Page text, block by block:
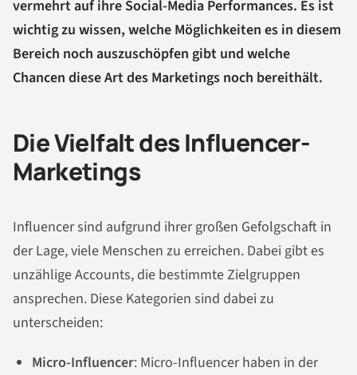
vermehrt auf ihre Social-Media Performances. Es ist
wichtig zu wissen, welche Möglichkeiten es in diesem
Bereich noch auszuschöpfen gibt und welche
Chancen diese Art des Marketings noch bereithält.
Die Vielfalt des Influencer-
Marketings
Influencer sind aufgrund ihrer großen Gefolgschaft in
der Lage, viele Menschen zu erreichen. Dabei gibt es
unzählige Accounts, die bestimmte Zielgruppen
ansprechen. Diese Kategorien sind dabei zu
unterscheiden:
Micro-Influencer: Micro-Influencer haben in der